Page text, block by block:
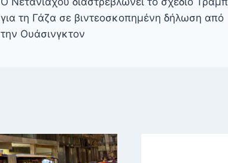
για τη Γάζα σε βιντεοσκοπημένη δήλωση από
την Ουάσινγκτον